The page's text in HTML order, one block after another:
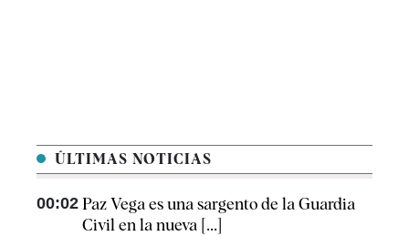
ÚLTIMAS NOTICIAS
00:02 Paz Vega es una sargento de la Guardia
Civil en la nueva [...]